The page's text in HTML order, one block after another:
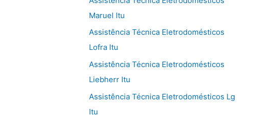
Maruel Itu
Assistência Técnica Eletrodomésticos
Lofra Itu
Assistência Técnica Eletrodomésticos
Liebherr Itu
Assistência Técnica Eletrodomésticos Lg
Itu